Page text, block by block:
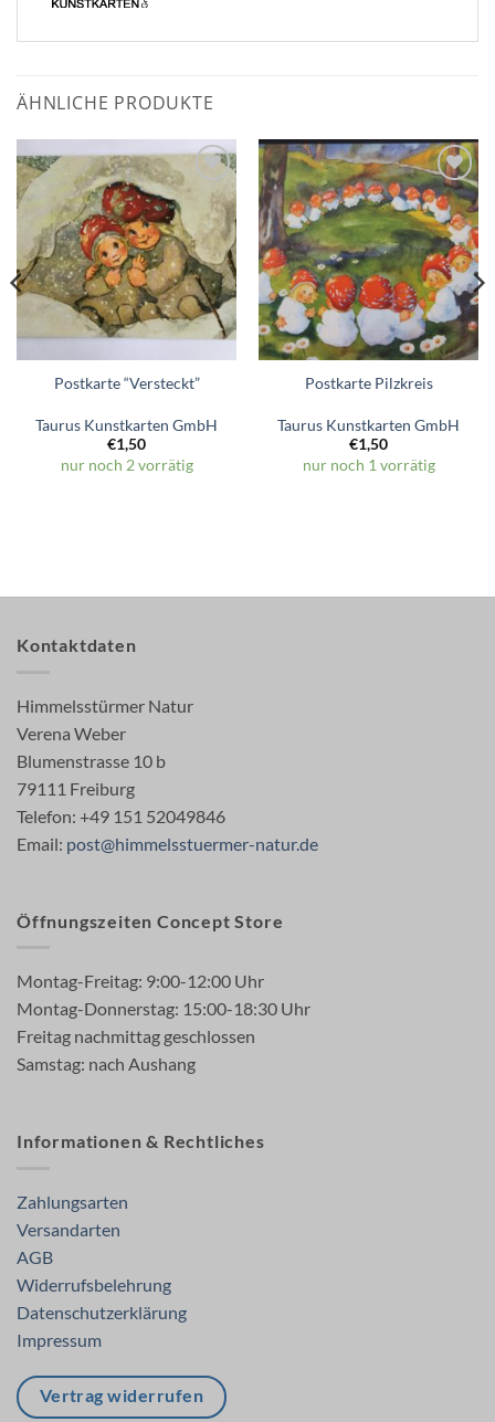
ÄHNLICHE PRODUKTE
Zum
Wunschzettel
hinzufügen
Postkarte “Versteckt”
Taurus Kunstkarten GmbH
€1,50
nur noch 2 vorrätig
Zum
Wunschzettel
hinzufügen
Postkarte Pilzkreis
Taurus Kunstkarten GmbH
€1,50
nur noch 1 vorrätig
Kontaktdaten
Himmelsstürmer Natur
Verena Weber
Blumenstrasse 10 b
79111 Freiburg
Telefon: +49 151 52049846
Email: post@himmelsstuermer-natur.de
Öffnungszeiten Concept Store
Montag-Freitag: 9:00-12:00 Uhr
Montag-Donnerstag: 15:00-18:30 Uhr
Freitag nachmittag geschlossen
Samstag: nach Aushang
Informationen & Rechtliches
Zahlungsarten
Versandarten
AGB
Widerrufsbelehrung
Datenschutzerklärung
Impressum
Vertrag widerrufen